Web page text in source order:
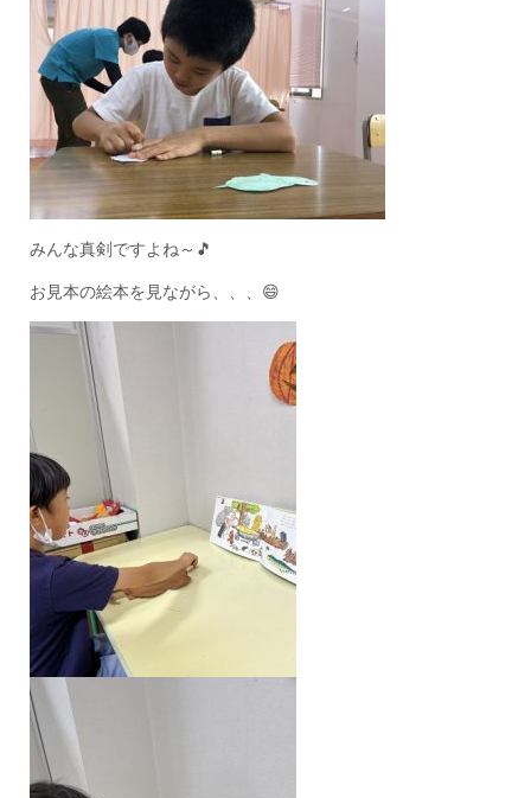
みんな真剣ですよね～🎵
お見本の絵本を見ながら、、、😄